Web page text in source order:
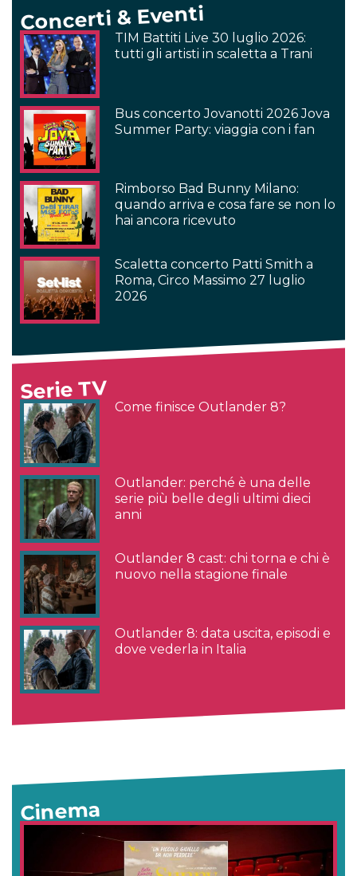
Concerti & Eventi
TIM Battiti Live 30 luglio 2026:
tutti gli artisti in scaletta a Trani
Bus concerto Jovanotti 2026 Jova
Summer Party: viaggia con i fan
Rimborso Bad Bunny Milano:
quando arriva e cosa fare se non lo
hai ancora ricevuto
Scaletta concerto Patti Smith a
Roma, Circo Massimo 27 luglio
2026
Serie TV
Come finisce Outlander 8?
Outlander: perché è una delle
serie più belle degli ultimi dieci
anni
Outlander 8 cast: chi torna e chi è
nuovo nella stagione finale
Outlander 8: data uscita, episodi e
dove vederla in Italia
Cinema